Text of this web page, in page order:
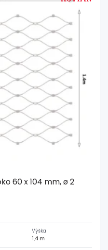
60 x 104 mm, ø 2
Výška
1,4 m